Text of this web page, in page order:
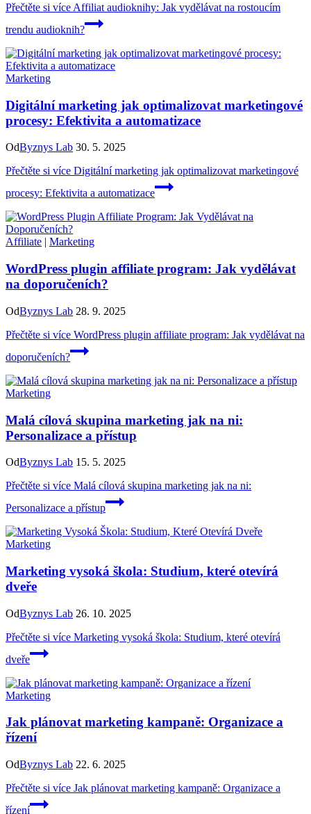
Přečtěte si více Affiliat audioknihy: Jak vydělávat na rostoucím
trendu audioknih?
Marketing
Digitální marketing jak optimalizovat marketingové
procesy: Efektivita a automatizace
OdByznys Lab 30. 5. 2025
Přečtěte si více Digitální marketing jak optimalizovat marketingové
procesy: Efektivita a automatizace
Affiliate | Marketing
WordPress plugin affiliate program: Jak vydělávat
na doporučeních?
OdByznys Lab 28. 9. 2025
Přečtěte si více WordPress plugin affiliate program: Jak vydělávat na
doporučeních?
Marketing
Malá cílová skupina marketing jak na ni:
Personalizace a přístup
OdByznys Lab 15. 5. 2025
Přečtěte si více Malá cílová skupina marketing jak na ni:
Personalizace a přístup
Marketing
Marketing vysoká škola: Studium, které otevírá
dveře
OdByznys Lab 26. 10. 2025
Přečtěte si více Marketing vysoká škola: Studium, které otevírá
dveře
Marketing
Jak plánovat marketing kampaně: Organizace a
řízení
OdByznys Lab 22. 6. 2025
Přečtěte si více Jak plánovat marketing kampaně: Organizace a
řízení